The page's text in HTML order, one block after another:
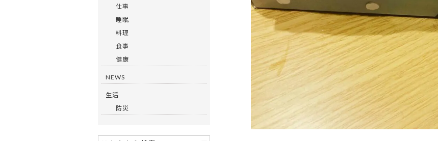
仕事
睡眠
料理
食事
健康
NEWS
生活
防災